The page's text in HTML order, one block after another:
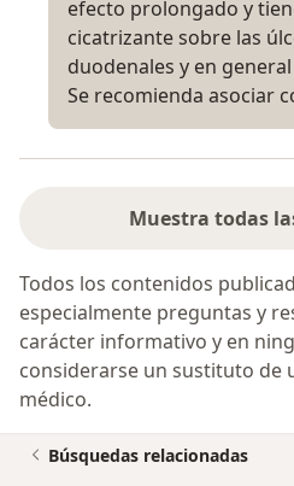
efecto prolongado y
cicatrizante sobre las
duodenales y en
Se recomienda asociar
Muestra todas
Todos los contenidos
especialmente preguntas y
carácter informativo y en
considerarse un sustituto de
médico.
Búsquedas relacionadas